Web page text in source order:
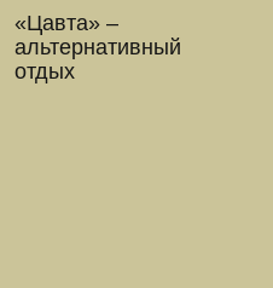
«Цавта» –
альтернативный
отдых